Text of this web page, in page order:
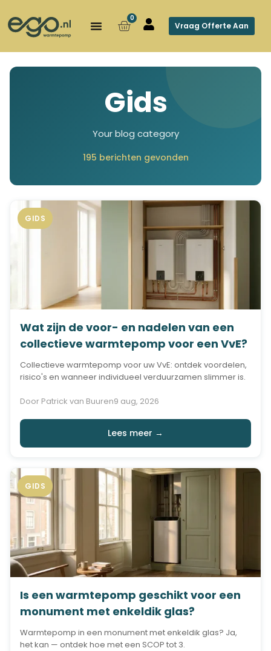
0
Vraag Offerte Aan
Gids
Your blog category
195 berichten gevonden
GIDS
Wat zijn de voor- en nadelen van een
collectieve warmtepomp voor een VvE?
Collectieve warmtepomp voor uw VvE: ontdek voordelen,
risico's en wanneer individueel verduurzamen slimmer is.
Door Patrick van Buuren9 aug, 2026
Lees meer →
GIDS
Is een warmtepomp geschikt voor een
monument met enkeldik glas?
Warmtepomp in een monument met enkeldik glas? Ja,
het kan — ontdek hoe met een SCOP tot 3.